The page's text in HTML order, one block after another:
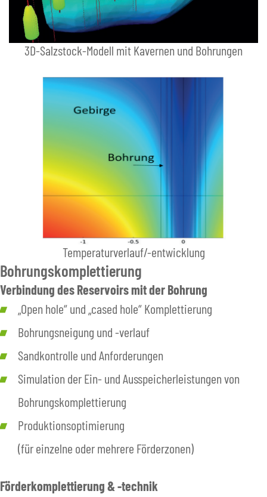
3D-Salzstock-Modell mit Kavernen und Bohrungen
Temperaturverlauf/-entwicklung
Bohrungskomplettierung
Verbindung des Reservoirs mit der Bohrung
„Open hole“ und „cased hole“ Komplettierung
Bohrungsneigung und -verlauf
Sandkontrolle und Anforderungen
Simulation der Ein- und Ausspeicherleistungen von
Bohrungskomplettierung
Produktionsoptimierung
(für einzelne oder mehrere Förderzonen)
Förderkomplettierung& -technik